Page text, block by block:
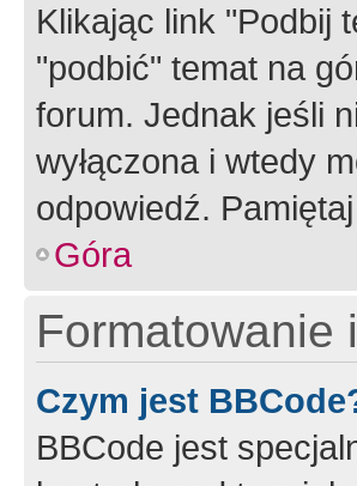
Klikając link "Podbij
"podbić" temat na
forum. Jednak jeśli
wyłączona i wtedy
odpowiedź.
Góra
Formatowanie
Czym jest
BBCode jest